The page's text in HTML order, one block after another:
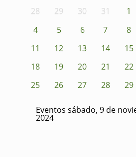
28 29 30 31 1
4
5 6 7 8
11
12 13 14 15
18
19 20 21 22
25
26 27 28 29
Eventos sábado, 9 de
2024